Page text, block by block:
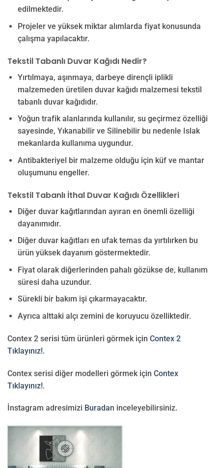
edilmektedir.
Projeler ve yüksek miktar alımlarda fiyat konusunda
çalışma yapılacaktır.
Tekstil Tabanlı Duvar Kağıdı Nedir?
Yırtılmaya, aşınmaya, darbeye dirençli iplikli
malzemeden üretilen duvar kağıdı malzemesi tekstil
tabanlı duvar kağıdıdır.
Yoğun trafik alanlarında kullanılır, su geçirmez özelliği
sayesinde, Yıkanabilir ve Silinebilir bu nedenle Islak
mekanlarda kullanıma uygundur.
Antibakteriyel bir malzeme olduğu için küf ve mantar
oluşumunu engeller.
Tekstil Tabanlı İthal Duvar Kağıdı Özellikleri
Diğer duvar kağıtlarından ayıran en önemli özelliği
dayanımıdır.
Diğer duvar kağıtları en ufak temas da yırtılırken bu
ürün yüksek dayanım göstermektedir.
Fiyat olarak diğerlerinden pahalı gözükse de, kullanım
süresi daha uzundur.
Sürekli bir bakım işi çıkarmayacaktır.
Ayrıca alttaki alçı zemini de koruyucu özelliktedir.
Contex 2 serisi tüm ürünleri görmek için Contex 2
Tıklayınız!.
Contex serisi diğer modelleri görmek için Contex
Tıklayınız!.
İnstagram adresimizi Buradan inceleyebilirsiniz.